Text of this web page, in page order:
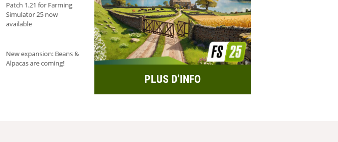
Patch 1.21 for Farming
Simulator 25 now
available
New expansion: Beans &
Alpacas are coming!
PLUS D’INFO